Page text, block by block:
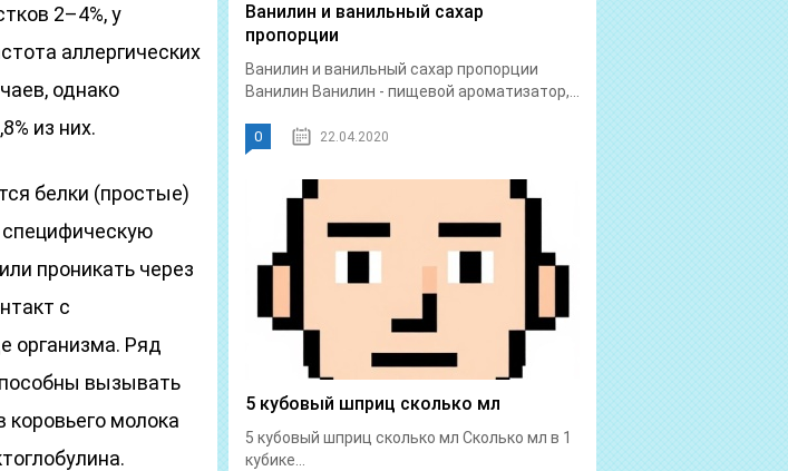
2–4%, у
аллергических
однако
из них.
белки (простые)
проникать через
с
организма. Ряд
вызывать
коровьего молока
Ванилин и ванильный сахар
пропорции
Ванилин и ванильный сахар пропорции
Ванилин Ванилин - пищевой ароматизатор,...
0 22.04.2020
5 кубовый шприц сколько мл
5 кубовый шприц сколько мл Сколько мл в 1
кубике...